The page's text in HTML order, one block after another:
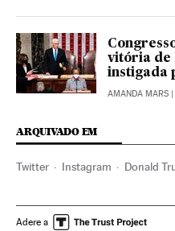
vitória de
instigada
AMANDA MARS
ARQUIVADO EM
Twitter Instagram Donald
Congresso Estados Unidos
Adere a